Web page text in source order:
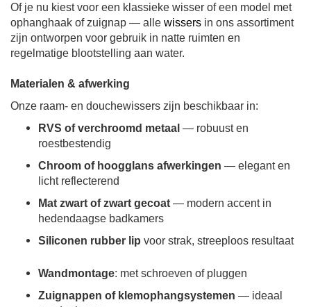
Of je nu kiest voor een klassieke wisser of een model met
ophanghaak of zuignap — alle wissers in ons assortiment
zijn ontworpen voor gebruik in natte ruimten en
regelmatige blootstelling aan water.
Materialen & afwerking
Onze raam- en douchewissers zijn beschikbaar in:
RVS of verchroomd metaal — robuust en
roestbestendig
Chroom of hoogglans afwerkingen — elegant en
licht reflecterend
Mat zwart of zwart gecoat — modern accent in
hedendaagse badkamers
Siliconen rubber lip voor strak, streeploos resultaat
Wandmontage: met schroeven of pluggen
Zuignappen of klemophangsystemen — ideaal